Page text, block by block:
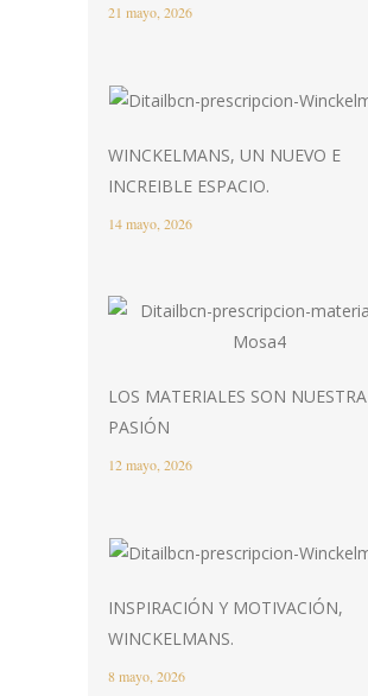
21 mayo, 2026
WINCKELMANS, UN NUEVO E
INCREIBLE ESPACIO.
14 mayo, 2026
LOS MATERIALES SON NUESTRA
PASIÓN
12 mayo, 2026
INSPIRACIÓN Y MOTIVACIÓN,
WINCKELMANS.
8 mayo, 2026